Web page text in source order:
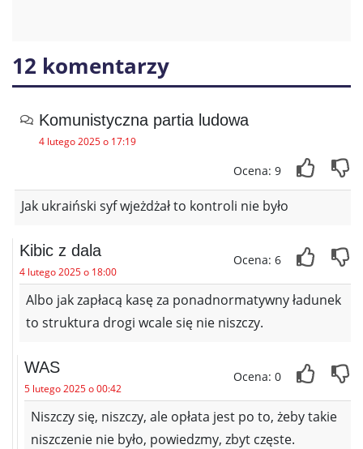
12 komentarzy
Komunistyczna partia ludowa
4 lutego 2025 o 17:19
Ocena: 9
Jak ukraiński syf wjeżdżał to kontroli nie było
Kibic z dala
4 lutego 2025 o 18:00
Ocena: 6
Albo jak zapłacą kasę za ponadnormatywny ładunek
to struktura drogi wcale się nie niszczy.
WAS
5 lutego 2025 o 00:42
Ocena: 0
Niszczy się, niszczy, ale opłata jest po to, żeby takie
niszczenie nie było, powiedzmy, zbyt częste.